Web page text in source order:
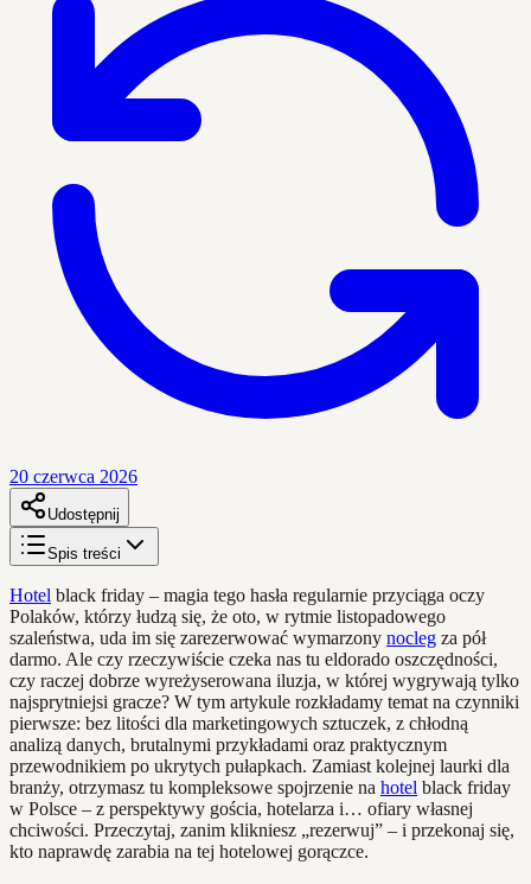
20 czerwca 2026
Udostępnij
Spis treści
Hotel black friday – magia tego hasła regularnie przyciąga oczy
Polaków, którzy łudzą się, że oto, w rytmie listopadowego
szaleństwa, uda im się zarezerwować wymarzony nocleg za pół
darmo. Ale czy rzeczywiście czeka nas tu eldorado oszczędności,
czy raczej dobrze wyreżyserowana iluzja, w której wygrywają tylko
najsprytniejsi gracze? W tym artykule rozkładamy temat na czynniki
pierwsze: bez litości dla marketingowych sztuczek, z chłodną
analizą danych, brutalnymi przykładami oraz praktycznym
przewodnikiem po ukrytych pułapkach. Zamiast kolejnej laurki dla
branży, otrzymasz tu kompleksowe spojrzenie na hotel black friday
w Polsce – z perspektywy gościa, hotelarza i… ofiary własnej
chciwości. Przeczytaj, zanim klikniesz „rezerwuj” – i przekonaj się,
kto naprawdę zarabia na tej hotelowej gorączce.